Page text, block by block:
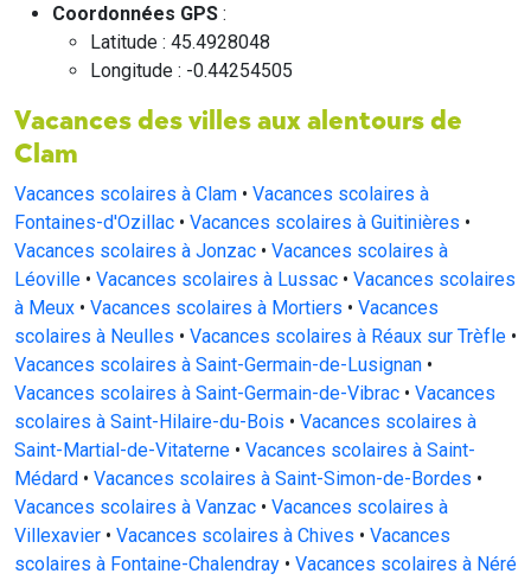
Coordonnées GPS :
Latitude : 45.4928048
Longitude : -0.44254505
Vacances des villes aux alentours de
Clam
Vacances scolaires à Clam • Vacances scolaires à
Fontaines-d'Ozillac • Vacances scolaires à Guitinières •
Vacances scolaires à Jonzac • Vacances scolaires à
Léoville • Vacances scolaires à Lussac • Vacances scolaires
à Meux • Vacances scolaires à Mortiers • Vacances
scolaires à Neulles • Vacances scolaires à Réaux sur Trèfle •
Vacances scolaires à Saint-Germain-de-Lusignan •
Vacances scolaires à Saint-Germain-de-Vibrac • Vacances
scolaires à Saint-Hilaire-du-Bois • Vacances scolaires à
Saint-Martial-de-Vitaterne • Vacances scolaires à Saint-
Médard • Vacances scolaires à Saint-Simon-de-Bordes •
Vacances scolaires à Vanzac • Vacances scolaires à
Villexavier • Vacances scolaires à Chives • Vacances
scolaires à Fontaine-Chalendray • Vacances scolaires à Néré